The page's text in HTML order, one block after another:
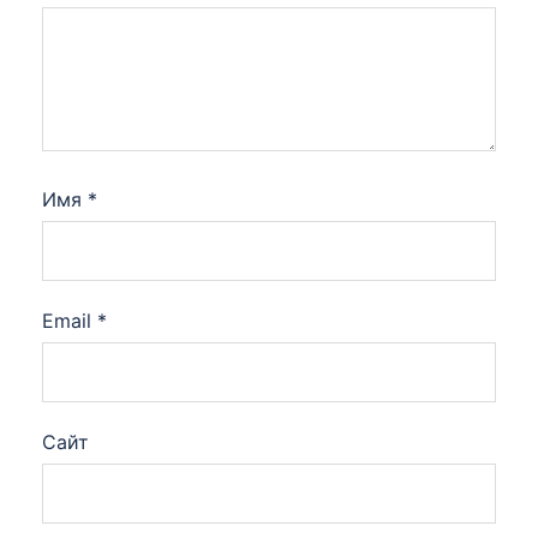
Имя *
Email *
Сайт